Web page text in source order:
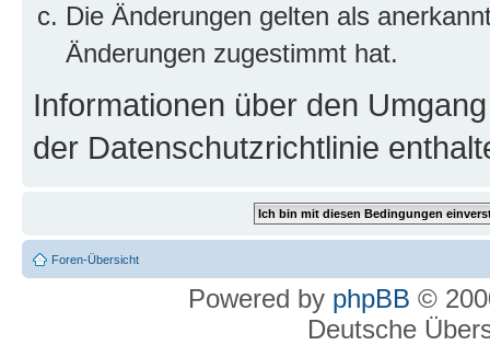
Die Änderungen gelten als
Änderungen zugestimmt hat.
Informationen über den
der Datenschutzrichtlinie
Foren-Übersicht
Powered by phpBB ©
Deutsche